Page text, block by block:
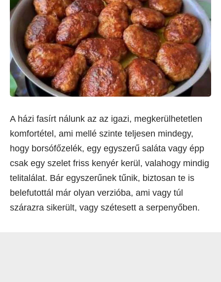
A házi fasírt nálunk az az igazi, megkerülhetetlen
komfortétel, ami mellé szinte teljesen mindegy,
hogy borsófőzelék, egy egyszerű saláta vagy épp
csak egy szelet friss kenyér kerül, valahogy mindig
telitalálat. Bár egyszerűnek tűnik, biztosan te is
belefutottál már olyan verzióba, ami vagy túl
szárazra sikerült, vagy szétesett a serpenyőben.